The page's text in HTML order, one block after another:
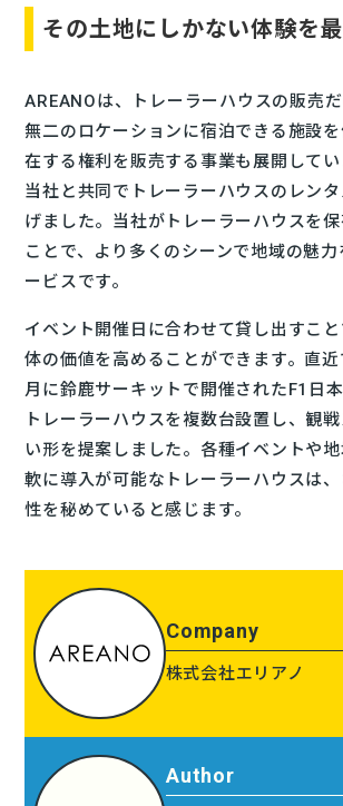
その土地にしかない体験を
AREANOは、トレーラーハウスの販売
無二のロケーションに宿泊できる施設
在する権利を販売する事業も展開してい
当社と共同でトレーラーハウスのレン
げました。当社がトレーラーハウスを
ことで、より多くのシーンで地域の魅
ービスです。
イベント開催日に合わせて貸し出すこ
体の価値を高めることができます。直
月に鈴鹿サーキットで開催されたF1日
トレーラーハウスを複数台設置し、観
い形を提案しました。各種イベントや
軟に導入が可能なトレーラーハウスは
性を秘めていると感じます。
Company
株式会社エリアノ
Author